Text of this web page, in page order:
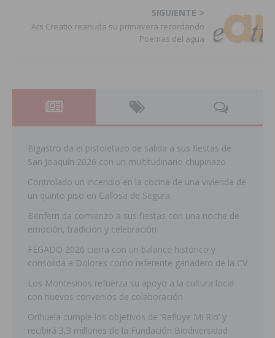
SIGUIENTE
Ars Creatio reanuda su primavera recordando
Poemas del agua
Bigastro da el pistoletazo de salida a sus fiestas de
San Joaquín 2026 con un multitudinario chupinazo
Controlado un incendio en la cocina de una vivienda de
un quinto piso en Callosa de Segura
Benferri da comienzo a sus fiestas con una noche de
emoción, tradición y celebración
FEGADO 2026 cierra con un balance histórico y
consolida a Dolores como referente ganadero de la CV
Los Montesinos refuerza su apoyo a la cultura local
con nuevos convenios de colaboración
Orihuela cumple los objetivos de ‘Refluye Mi Río’ y
recibirá 3,3 millones de la Fundación Biodiversidad